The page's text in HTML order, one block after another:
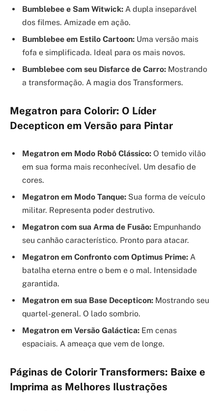
Bumblebee e Sam Witwick: A dupla inseparável
dos filmes. Amizade em ação.
Bumblebee em Estilo Cartoon: Uma versão mais
fofa e simplificada. Ideal para os mais novos.
Bumblebee com seu Disfarce de Carro: Mostrando
a transformação. A magia dos Transformers.
Megatron para Colorir: O Líder
Decepticon em Versão para Pintar
Megatron em Modo Robô Clássico: O temido vilão
em sua forma mais reconhecível. Um desafio de
cores.
Megatron em Modo Tanque: Sua forma de veículo
militar. Representa poder destrutivo.
Megatron com sua Arma de Fusão: Empunhando
seu canhão característico. Pronto para atacar.
Megatron em Confronto com Optimus Prime: A
batalha eterna entre o bem e o mal. Intensidade
garantida.
Megatron em sua Base Decepticon: Mostrando seu
quartel-general. O lado sombrio.
Megatron em Versão Galáctica: Em cenas
espaciais. A ameaça que vem de longe.
Páginas de Colorir Transformers: Baixe e
Imprima as Melhores Ilustrações